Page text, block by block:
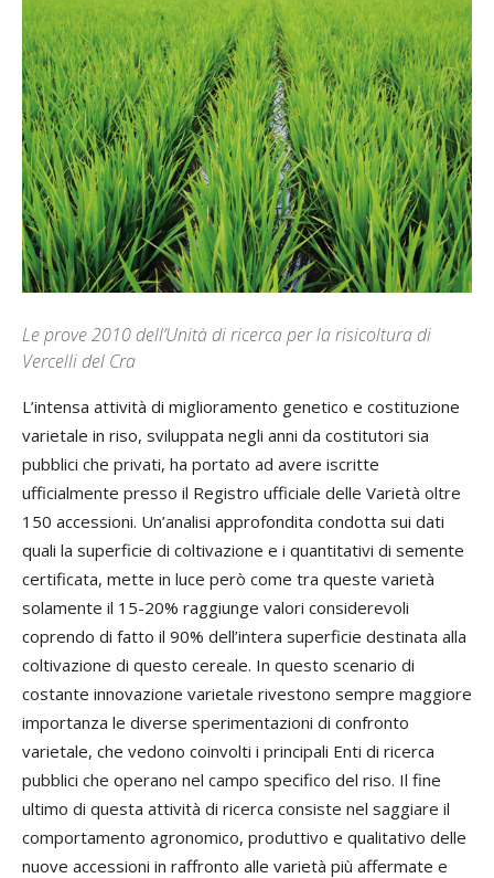
Le prove 2010 dell’Unità di ricerca per la risicoltura di
Vercelli del Cra
L’intensa attività di miglioramento genetico e costituzione
varietale in riso, sviluppata negli anni da costitutori sia
pubblici che privati, ha portato ad avere iscritte
ufficialmente presso il Registro ufficiale delle Varietà oltre
150 accessioni. Un’analisi approfondita condotta sui dati
quali la superficie di coltivazione e i quantitativi di semente
certificata, mette in luce però come tra queste varietà
solamente il 15-20% raggiunge valori considerevoli
coprendo di fatto il 90% dell’intera superficie destinata alla
coltivazione di questo cereale. In questo scenario di
costante innovazione varietale rivestono sempre maggiore
importanza le diverse sperimentazioni di confronto
varietale, che vedono coinvolti i principali Enti di ricerca
pubblici che operano nel campo specifico del riso. Il fine
ultimo di questa attività di ricerca consiste nel saggiare il
comportamento agronomico, produttivo e qualitativo delle
nuove accessioni in raffronto alle varietà più affermate e